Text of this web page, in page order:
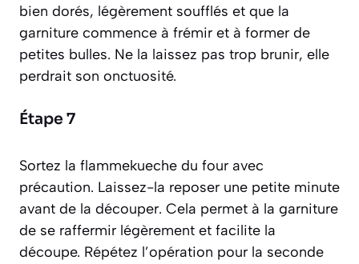
bien dorés, légèrement soufflés et que la
garniture commence à frémir et à former de
petites bulles. Ne la laissez pas trop brunir, elle
perdrait son onctuosité.
Étape 7
Sortez la flammekueche du four avec
précaution. Laissez-la reposer une petite minute
avant de la découper. Cela permet à la garniture
de se raffermir légèrement et facilite la
découpe. Répétez l’opération pour la seconde